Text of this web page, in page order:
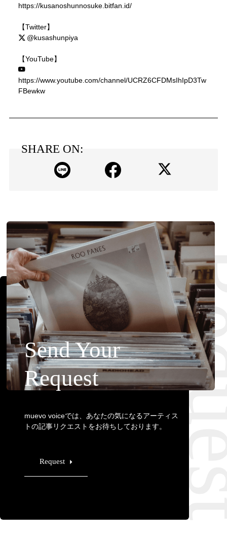
https://kusanoshunnosuke.bitfan.id/
【Twitter】
@kusashunpiya
【YouTube】
https://www.youtube.com/channel/UCRZ6CFDMsIhIpD3Tw
FBewkw
SHARE ON:
Send Your
Request
muevo voiceでは、あなたの気になるアーティス
トの記事リクエストをお待ちしております。
Request